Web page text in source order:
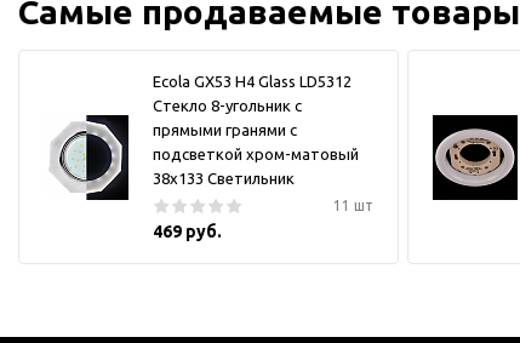
Самые продаваемые товары
Ecola GX53 H4 Glass LD5312
Стекло 8-угольник с
прямыми гранями с
подсветкой хром-матовый
38x133 Светильник
11 шт
469 руб.